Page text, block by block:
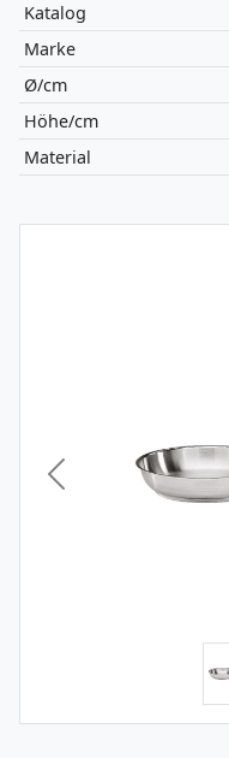
Katalog
Marke
Ø/cm
Höhe/cm
Material
Vorheriges Bild